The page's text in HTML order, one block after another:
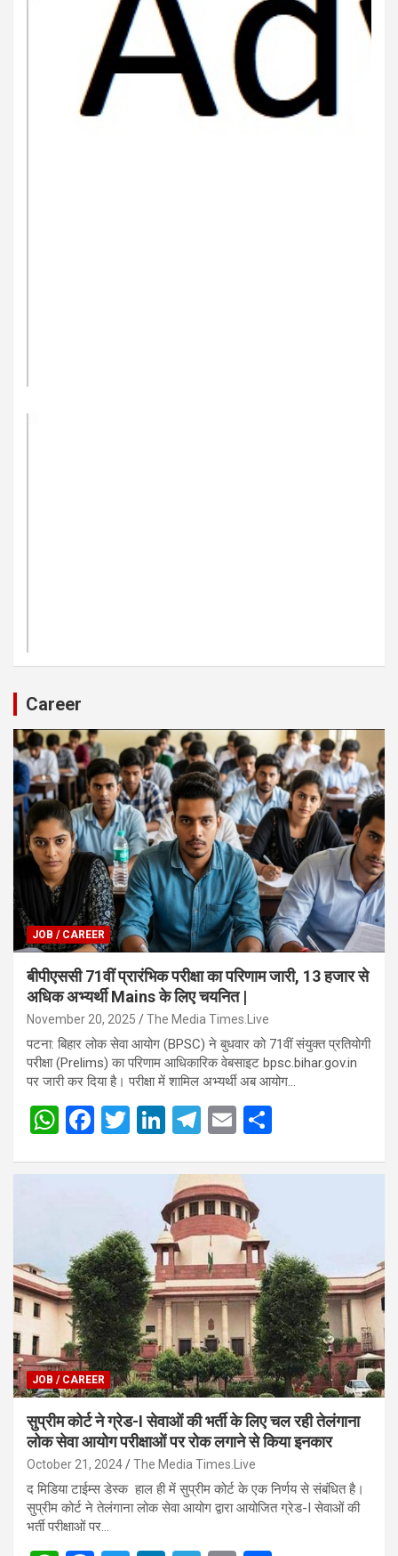
Career
JOB / CAREER
बीपीएससी 71वीं प्रारंभिक परीक्षा का परिणाम जारी, 13 हजार से
अधिक अभ्यर्थी Mains के लिए चयनित |
November 20, 2025 The Media Times.Live
पटना: बिहार लोक सेवा आयोग (BPSC) ने बुधवार को 71वीं संयुक्त प्रतियोगी
परीक्षा (Prelims) का परिणाम आधिकारिक वेबसाइट bpsc.bihar.gov.in
पर जारी कर दिया है। परीक्षा में शामिल अभ्यर्थी अब आयोग…
W
at
p
p
F
ce
o
o
k
T
tt
Li
ke
dI
n
T
e
gr
a
m
E
ail ar
JOB / CAREER
सुप्रीम कोर्ट ने ग्रेड-I सेवाओं की भर्ती के लिए चल रही तेलंगाना
लोक सेवा आयोग परीक्षाओं पर रोक लगाने से किया इनकार
October 21, 2024 The Media Times.Live
द मिडिया टाईम्स डेस्क हाल ही में सुप्रीम कोर्ट के एक निर्णय से संबंधित है।
सुप्रीम कोर्ट ने तेलंगाना लोक सेवा आयोग द्वारा आयोजित ग्रेड-I सेवाओं की
भर्ती परीक्षाओं पर…